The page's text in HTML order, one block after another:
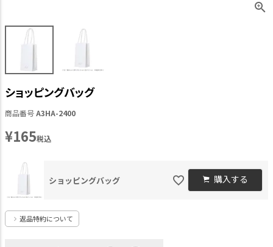
ショッピングバッグ
商品番号A3HA-2400
¥165税込
ショッピングバッグ 購入する
返品特約について